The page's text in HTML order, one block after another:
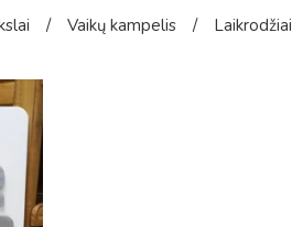
/ Vaikų kampelis / Laikrodžiai